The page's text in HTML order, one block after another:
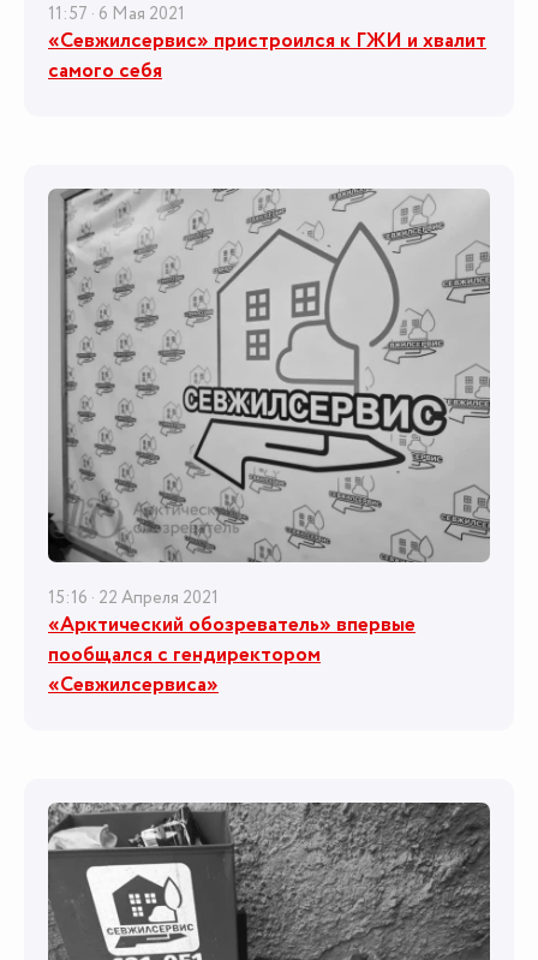
11:57 · 6 Мая 2021
«Севжилсервис» пристроился к ГЖИ и хвалит
самого себя
15:16 · 22 Апреля 2021
«Арктический обозреватель» впервые
пообщался с гендиректором
«Севжилсервиса»